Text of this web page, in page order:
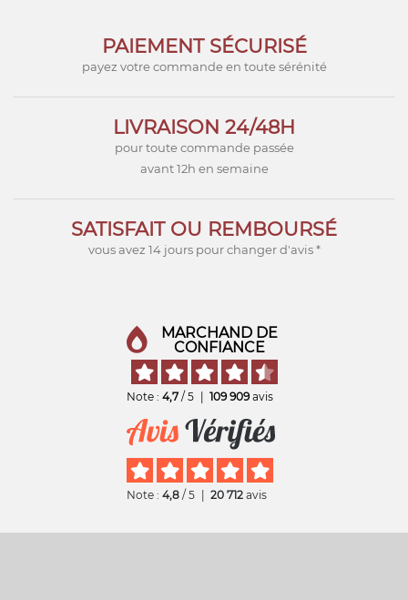
PAIEMENT SÉCURISÉ
payez votre commande en toute sérénité
LIVRAISON 24/48H
pour toute commande passée
avant 12h en semaine
SATISFAIT OU REMBOURSÉ
vous avez 14 jours pour changer d'avis *
MARCHAND DE
CONFIANCE
Note : 4,7 / 5 109 909avis
Note : 4,8 / 5 20 712 avis